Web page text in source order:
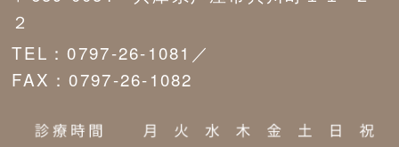
２
TEL：0797-26-1081／
FAX：0797-26-1082